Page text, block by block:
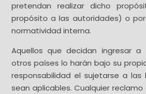
pretendan realizar dicho
propósito a las autoridades) o
normatividad interna.
Aquellos que decidan ingresar
otros países lo harán bajo su
responsabilidad el sujetarse a las
sean aplicables. Cualquier